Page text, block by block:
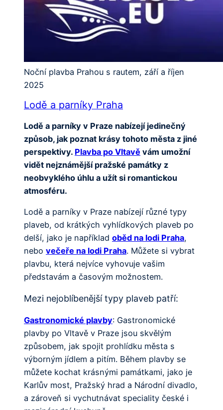
Noční plavba Prahou s rautem, září a říjen
2025
Lodě a parníky Praha
Lodě a parníky v Praze nabízejí jedinečný
způsob, jak poznat krásy tohoto města z jiné
perspektivy. Plavba po Vltavě vám umožní
vidět nejznámější pražské památky z
neobvyklého úhlu a užít si romantickou
atmosféru.
Lodě a parníky v Praze nabízejí různé typy
plaveb, od krátkých vyhlídkových plaveb po
delší, jako je například oběd na lodi Praha,
nebo večeře na lodi Praha. Můžete si vybrat
plavbu, která nejvíce vyhovuje vašim
představám a časovým možnostem.
Mezi nejoblíbenější typy plaveb patří:
Gastronomické plavby: Gastronomické
plavby po Vltavě v Praze jsou skvělým
způsobem, jak spojit prohlídku města s
výborným jídlem a pitím. Během plavby se
můžete kochat krásnými památkami, jako je
Karlův most, Pražský hrad a Národní divadlo,
a zároveň si vychutnávat speciality české i